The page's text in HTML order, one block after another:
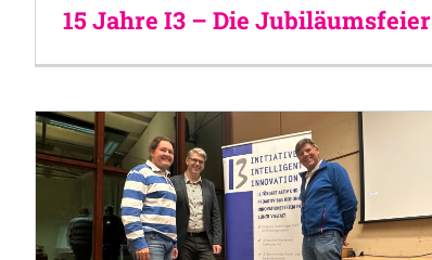
15 Jahre I3 – Die Jubiläumsfeier